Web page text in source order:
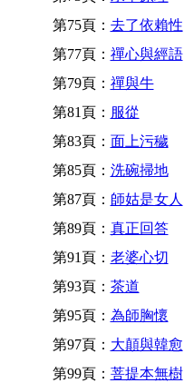
第75頁： 去了依賴性
第77頁： 禪心與經語
第79頁： 禪與牛
第81頁： 服從
第83頁： 面上污穢
第85頁： 洗碗掃地
第87頁： 師姑是女人
第89頁： 真正回答
第91頁： 老婆心切
第93頁： 茶道
第95頁： 為師胸懷
第97頁： 大顛與韓愈
第99頁： 菩提本無樹